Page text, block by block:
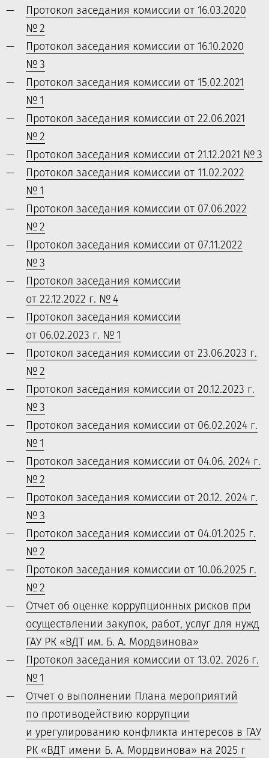
Протокол заседания комиссии от 16.03.2020
№ 2
Протокол заседания комиссии от 16.10.2020
№ 3
Протокол заседания комиссии от 15.02.2021
№ 1
Протокол заседания комиссии от 22.06.2021
№ 2
Протокол заседания комиссии от 21.12.2021 № 3
Протокол заседания комиссии от 11.02.2022
№ 1
Протокол заседания комиссии от 07.06.2022
№ 2
Протокол заседания комиссии от 07.11.2022
№ 3
Протокол заседания комиссии
от 22.12.2022 г. № 4
Протокол заседания комиссии
от 06.02.2023 г. № 1
Протокол заседания комиссии от 23.06.2023 г.
№ 2
Протокол заседания комиссии от 20.12.2023 г.
№ 3
Протокол заседания комиссии от 06.02.2024 г.
№ 1
Протокол заседания комиссии от 04.06. 2024 г.
№ 2
Протокол заседания комиссии от 20.12. 2024 г.
№ 3
Протокол заседания комиссии от 04.01.2025 г.
№ 2
Протокол заседания комиссии от 10.06.2025 г.
№ 2
Отчет об оценке коррупционных рисков при
осуществлении закупок, работ, услуг для нужд
ГАУ РК «ВДТ им. Б. А. Мордвинова»
Протокол заседания комиссии от 13.02. 2026 г.
№ 1
Отчет о выполнении Плана мероприятий
по противодействию коррупции
и урегулированию конфликта интересов в ГАУ
РК «ВДТ имени Б. А. Мордвинова» на 2025 г